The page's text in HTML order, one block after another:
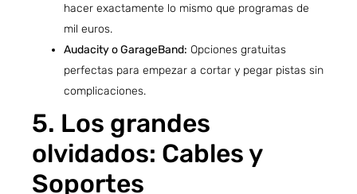
hacer exactamente lo mismo que programas de
mil euros.
Audacity o GarageBand: Opciones gratuitas
perfectas para empezar a cortar y pegar pistas sin
complicaciones.
5. Los grandes
olvidados: Cables y
Soportes